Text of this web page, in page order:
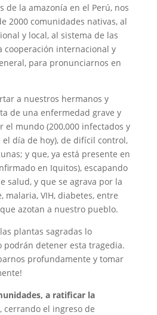
de la amazonía en el Perú, nos
2000 comunidades nativas, al
y local, al sistema de las
cooperación internacional y
para pronunciarnos en
a nuestros hermanos y
de una enfermedad grave y
el mundo (200,000 infectados y
día de hoy), de difícil control,
y que, ya está presente en
en Iquitos), escapando
salud, y que se agrava por la
malaria, VIH, diabetes, entre
azotan a nuestro pueblo.
plantas sagradas lo
podrán detener esta tragedia.
profundamente y tomar
a ratificar la
, cerrando el ingreso de